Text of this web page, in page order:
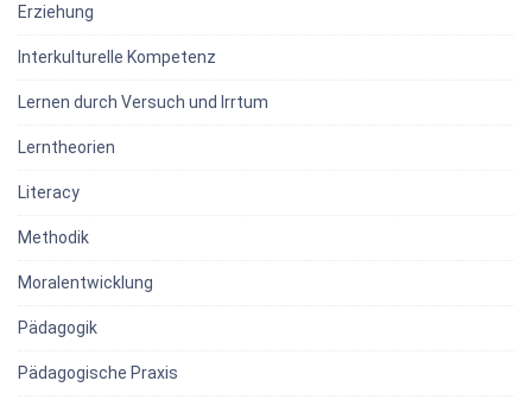
Erziehung
Interkulturelle Kompetenz
Lernen durch Versuch und Irrtum
Lerntheorien
Literacy
Methodik
Moralentwicklung
Pädagogik
Pädagogische Praxis